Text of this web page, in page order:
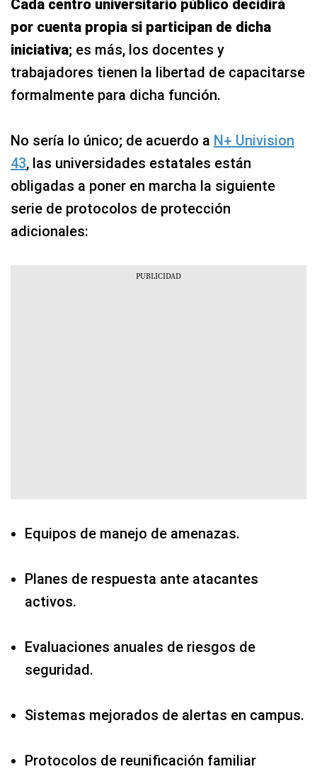
Cada centro universitario público decidirá
por cuenta propia si participan de dicha
iniciativa; es más, los docentes y
trabajadores tienen la libertad de capacitarse
formalmente para dicha función.
No sería lo único; de acuerdo a N+ Univision
43, las universidades estatales están
obligadas a poner en marcha la siguiente
serie de protocolos de protección
adicionales:
Equipos de manejo de amenazas.
Planes de respuesta ante atacantes
activos.
Evaluaciones anuales de riesgos de
seguridad.
Sistemas mejorados de alertas en campus.
Protocolos de reunificación familiar